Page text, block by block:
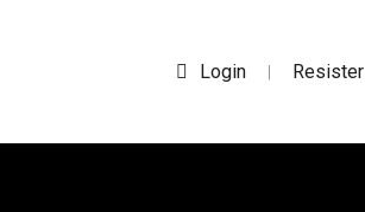
Login | Resister